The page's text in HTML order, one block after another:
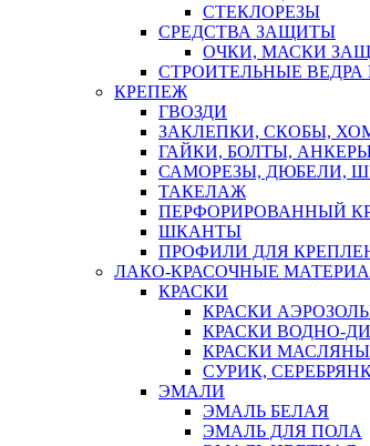
СТЕКЛОРЕЗЫ
СРЕДСТВА ЗАЩИТЫ
ОЧКИ, МАСКИ
СТРОИТЕЛЬНЫЕ
КРЕПЕЖ
ГВОЗДИ
ЗАКЛЕПКИ, СКОБЫ,
ГАЙКИ, БОЛТЫ,
САМОРЕЗЫ, ДЮБЕЛИ,
ТАКЕЛАЖ
ПЕРФОРИРОВАННЫЙ
ШКАНТЫ
ПРОФИЛИ ДЛЯ
ЛАКО-КРАСОЧНЫЕ
КРАСКИ
КРАСКИ
КРАСКИ ВОДНО-
КРАСКИ
СУРИК,
ЭМАЛИ
ЭМАЛЬ БЕЛАЯ
ЭМАЛЬ ДЛЯ ПОЛА